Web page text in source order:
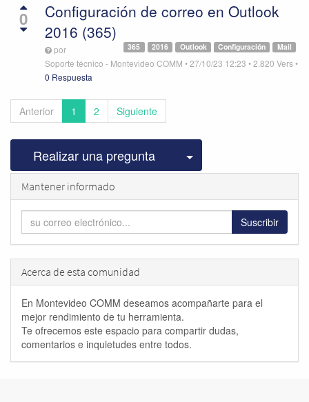
0
Configuración de correo en Outlook
2016 (365)
Mail
Configuración
Outlook
2016
365
por
Soporte técnico - Montevideo COMM •27/10/23 12:23 •2.820 Vers•
0 Respuesta
Anterior 1 2 Siguiente
Realizar una pregunta Seleccionar
Mantener informado
Suscribir
Acerca de esta comunidad
En Montevideo COMM deseamos acompañarte para el
mejor rendimiento de tu herramienta.
Te ofrecemos este espacio para compartir dudas,
comentarios e inquietudes entre todos.